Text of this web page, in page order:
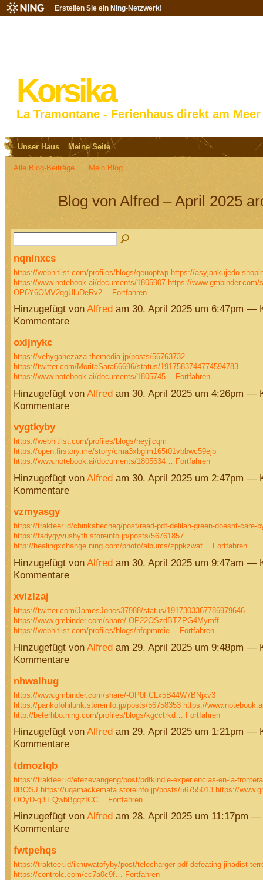
Erstellen Sie ein Ning-Netzwerk!
Korsika
La Tramontane - Ferienhaus direkt am Meer
Unser Haus Meine Seite
Alle Blog-Beiträge Mein Blog
Blog von Alfred – April 2025
nqnlnxcs
https://webhitlist.com/profiles/blogs/qeuoptwp https://
https://www.notebook.ai/documents/1805907 https://www.gmbinder.com/
OP6Y6OMV2qgUluDeRv2…
Fortfahren
Hinzugefügt von Alfredam 30. April 2025 um 6:47pm —
Kommentare
oxljnykc
https://vehygahezaza.themedia.jp/posts/56763732
https://twitter.com/MoritaSara66696/status/1917583744774594783
https://www.notebook.ai/documents/1805745… Fortfahren
Hinzugefügt von Alfredam 30. April 2025 um 4:26pm —
Kommentare
vygtkyby
https://webhitlist.com/profiles/blogs/neyjlcqm
https://open.firstory.me/story/cma3xbglm165t01vbbwc59ejb
https://www.notebook.ai/documents/1805634… Fortfahren
Hinzugefügt von Alfredam 30. April 2025 um 2:47pm —
Kommentare
vzmyasgy
https://trakteer.id/chinkabecheg/post/read-pdf-delilah-green-doesnt-care-
https://fadygyvushyth.storeinfo.jp/posts/56761857
http://healingxchange.ning.com/photo/albums/zppkzwaf… Fortfahren
Hinzugefügt von Alfredam 30. April 2025 um 9:47am —
Kommentare
xvlzlzaj
https://twitter.com/JamesJones37988/status/1917303367786979646
https://www.gmbinder.com/share/-OP22OSzdBTZPG4Mymff
https://webhitlist.com/profiles/blogs/nfqpmmie… Fortfahren
Hinzugefügt von Alfredam 29. April 2025 um 9:48pm —
Kommentare
nhwslhug
https://www.gmbinder.com/share/-OP0FCLx5B44W7BNjxv3
https://pankofohilunk.storeinfo.jp/posts/56758353 https://
http://beterhbo.ning.com/profiles/blogs/kgcctrkd… Fortfahren
Hinzugefügt von Alfred am 29. April 2025 um 1:21pm —
Kommentare
tdmozlqb
https://trakteer.id/efezevangeng/post/pdfkindle-experiencias-en-la-
0BOSJ https://uqamackemafa.storeinfo.jp/posts/56755013 https://
OOyD-q3iEQwbBgqzICC… Fortfahren
Hinzugefügt von Alfred am 28. April 2025 um 11:17pm —
Kommentare
fwtpehqs
https://trakteer.id/iknuwatofyby/post/telecharger-pdf-defeating-jihadist-
https://controlc.com/cc7a0c9f… Fortfahren